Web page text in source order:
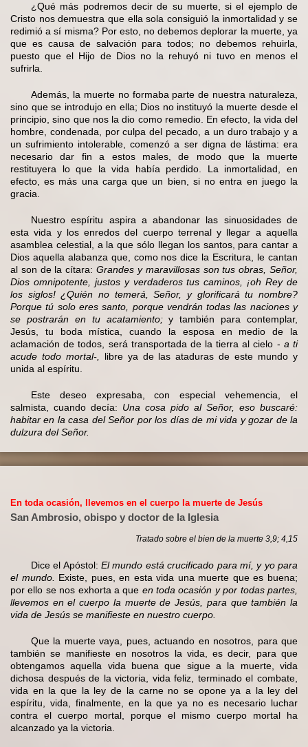
¿Qué más podremos decir de su muerte, si el ejemplo de
Cristo nos demuestra que ella sola consiguió la inmortalidad y se
redimió a sí misma? Por esto, no debemos deplorar la muerte, ya
que es causa de salvación para todos; no debemos rehuirla,
puesto que el Hijo de Dios no la rehuyó ni tuvo en menos el
sufrirla.
Además, la muerte no formaba parte de nuestra naturaleza,
sino que se introdujo en ella; Dios no instituyó la muerte desde el
principio, sino que nos la dio como remedio. En efecto, la vida del
hombre, condenada, por culpa del pecado, a un duro trabajo y a
un sufrimiento intolerable, comenzó a ser digna de lástima: era
necesario dar fin a estos males, de modo que la muerte
restituyera lo que la vida había perdido. La inmortalidad, en
efecto, es más una carga que un bien, si no entra en juego la
gracia.
Nuestro espíritu aspira a abandonar las sinuosidades de
esta vida y los enredos del cuerpo terrenal y llegar a aquella
asamblea celestial, a la que sólo llegan los santos, para cantar a
Dios aquella alabanza que, como nos dice la Escritura, le cantan
al son de la cítara:Grandes y maravillosas son tus obras, Señor,
Dios omnipotente, justos y verdaderos tus caminos, ¡oh Rey de
los siglos! ¿Quién no temerá, Señor, y glorificará tu nombre?
Porque tú solo eres santo, porque vendrán todas las naciones y
se postrarán en tu acatamiento;y también para contemplar,
Jesús, tu boda mística, cuando la esposa en medio de la
aclamación de todos, será transportada de la tierra al cielo - a ti
acude todo mortal-, libre ya de las ataduras de este mundo y
unida al espíritu.
Este deseo expresaba, con especial vehemencia, el
salmista, cuando decía: Una cosa pido al Señor, eso buscaré:
habitar en la casa del Señor por los días de mi vida y gozar de la
dulzura del Señor.
En toda ocasión, llevemos en el cuerpo la muerte de Jesús
San Ambrosio, obispo y doctor de la Iglesia
Tratado sobre el bien de la muerte 3,9; 4,15
Dice el Apóstol:El mundo está crucificado para mí, y yo para
el mundo.
Existe, pues, en esta vida una muerte que es buena;
por ello se nos exhorta a que en toda ocasión y por todas partes,
llevemos en el cuerpo la muerte de Jesús, para que también la
vida de Jesús se manifieste en nuestro cuerpo.
Que la muerte vaya, pues, actuando en nosotros, para que
también se manifieste en nosotros la vida, es decir, para que
obtengamos aquella vida buena que sigue a la muerte, vida
dichosa después de la victoria, vida feliz, terminado el combate,
vida en la que la ley de la carne no se opone ya a la ley del
espíritu, vida, finalmente, en la que ya no es necesario luchar
contra el cuerpo mortal, porque el mismo cuerpo mortal ha
alcanzado ya la victoria.